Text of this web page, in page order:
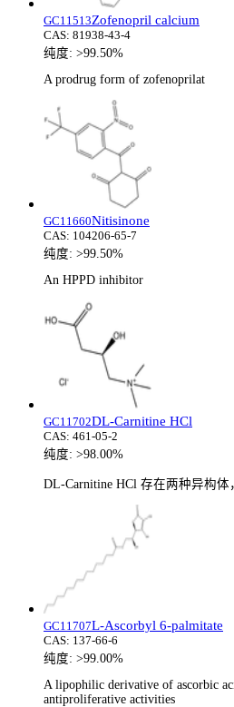
GC11513Zofenopril calcium
CAS: 81938-43-4
纯度: >99.50%
A prodrug form of zofenoprilat
GC11660Nitisinone
CAS: 104206-65-7
纯度: >99.50%
An HPPD inhibitor
GC11702DL-Carnitine HCl
CAS: 461-05-2
纯度: >98.00%
DL-Carnitine HCl 存在两种异构体
GC11707L-Ascorbyl 6-palmitate
CAS: 137-66-6
纯度: >99.00%
A lipophilic derivative of ascorbic
antiproliferative activities